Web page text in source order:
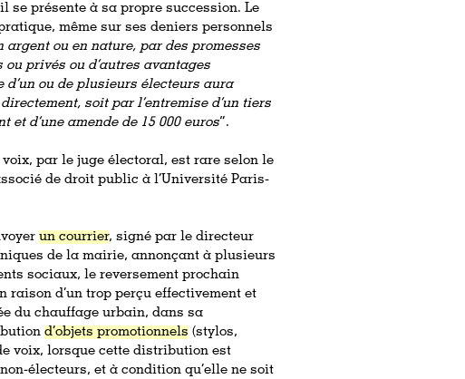
se présente à sa propre succession. Le
même sur ses deniers personnels
ou en nature, par des promesses
privés ou d’autres avantages
ou de plusieurs électeurs aura
soit par l’entremise d’un tiers
et d’une amende de 15 000 euros”.
par le juge électoral, est rare selon le
de droit public à l’Université Paris-
un courrier, signé par le directeur
de la mairie, annonçant à plusieurs
sociaux, le reversement prochain
raison d’un trop perçu effectivement et
du chauffage urbain, dans sa
d’objets promotionnels (stylos,
voix, lorsque cette distribution est
électeurs, et à condition qu’elle ne soit